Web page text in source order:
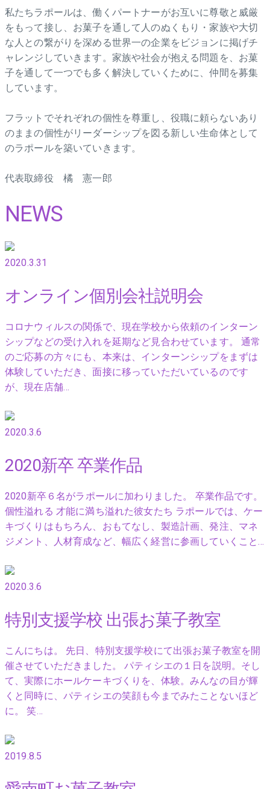
私たちラポールは、働くパートナーがお互いに尊敬と威厳
をもって接し、お菓子を通して人のぬくもり・家族や大切
な人との繋がりを深める世界一の企業をビジョンに掲げチ
ャレンジしていきます。家族や社会が抱える問題を、お菓
子を通して一つでも多く解決していくために、仲間を募集
しています。
フラットでそれぞれの個性を尊重し、役職に頼らないあり
のままの個性がリーダーシップを図る新しい生命体として
のラポールを築いていきます。
代表取締役 橘 憲一郎
NEWS
2020.3.31
オンライン個別会社説明会
コロナウィルスの関係で、現在学校から依頼のインターン
シップなどの受け入れを延期など見合わせています。 通常
のご応募の方々にも、本来は、インターンシップをまずは
体験していただき、面接に移っていただいているのです
が、現在店舗…
2020.3.6
2020新卒 卒業作品
2020新卒６名がラポールに加わりました。 卒業作品です。
個性溢れる 才能に満ち溢れた彼女たち ラポールでは、ケー
キづくりはもちろん、おもてなし、製造計画、発注、マネ
ジメント、人材育成など、幅広く経営に参画していくこと…
2020.3.6
特別支援学校 出張お菓子教室
こんにちは。 先日、特別支援学校にて出張お菓子教室を開
催させていただきました。 パティシエの１日を説明。そし
て、実際にホールケーキづくりを、体験。みんなの目が輝
くと同時に、パティシエの笑顔も今までみたことないほど
に。 笑…
2019.8.5